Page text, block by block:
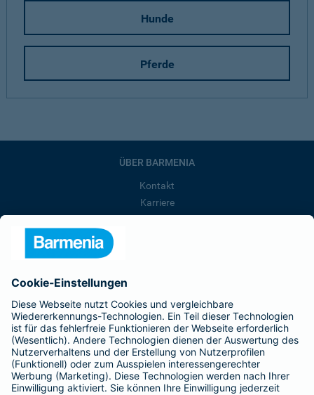
Hunde
Pferde
ÜBER BARMENIA
Kontakt
Karriere
Barmenia ist Teil der BarmeniaGothaer
BELIEBTE SEITEN
Kranken-Zusatzversicherung
Tierversicherungen
Haftpflichtversicherung
Hausratversicherung